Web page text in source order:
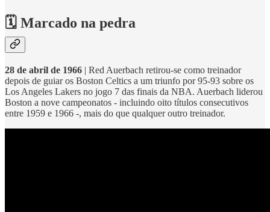
🗓️ Marcado na pedra
28 de abril de 1966 | Red Auerbach retirou-se como treinador
depois de guiar os Boston Celtics a um triunfo por 95-93 sobre os
Los Angeles Lakers no jogo 7 das finais da NBA. Auerbach liderou
Boston a nove campeonatos - incluindo oito títulos consecutivos
entre 1959 e 1966 -, mais do que qualquer outro treinador.